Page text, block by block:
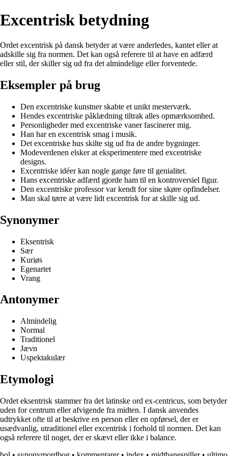
Excentrisk betydning
Ordet excentrisk på dansk betyder at være anderledes, kantet eller at
adskille sig fra normen. Det kan også referere til at have en adfærd
eller stil, der skiller sig ud fra det almindelige eller forventede.
Eksempler på brug
Den excentriske kunstner skabte et unikt mesterværk.
Hendes excentriske påklædning tiltrak alles opmærksomhed.
Personligheder med excentriske vaner fascinerer mig.
Han har en excentrisk smag i musik.
Det excentriske hus skilte sig ud fra de andre bygninger.
Modeverdenen elsker at eksperimentere med excentriske
designs.
Excentriske idéer kan nogle gange føre til genialitet.
Hans excentriske adfærd gjorde ham til en kontroversiel figur.
Den excentriske professor var kendt for sine skøre opfindelser.
Man skal tørre at være lidt excentrisk for at skille sig ud.
Synonymer
Eksentrisk
Sær
Kuriøs
Egenartet
Vrang
Antonymer
Almindelig
Normal
Traditionel
Jævn
Uspektakulær
Etymologi
Ordet eksentrisk stammer fra det latinske ord ex-centricus, som betyder
uden for centrum eller afvigende fra midten. I dansk anvendes
udtrykket ofte til at beskrive en person eller en opførsel, der er
usædvanlig, utraditionel eller excentrisk i forhold til normen. Det kan
også referere til noget, der er skævt eller ikke i balance.